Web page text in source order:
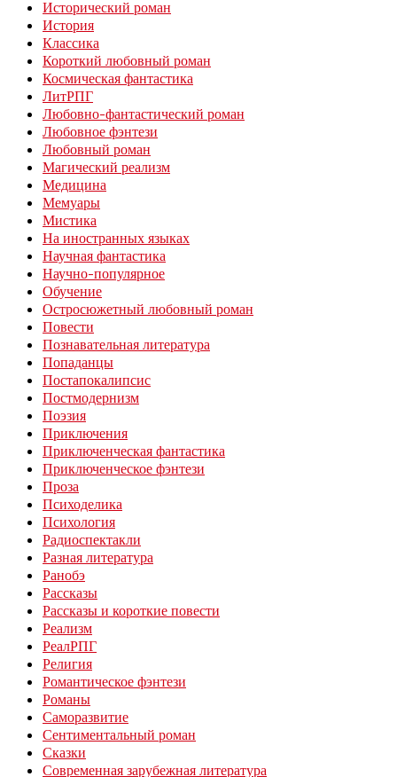
Исторический роман
История
Классика
Короткий любовный роман
Космическая фантастика
ЛитРПГ
Любовно-фантастический роман
Любовное фэнтези
Любовный роман
Магический реализм
Медицина
Мемуары
Мистика
На иностранных языках
Научная фантастика
Научно-популярное
Обучение
Остросюжетный любовный роман
Повести
Познавательная литература
Попаданцы
Постапокалипсис
Постмодернизм
Поэзия
Приключения
Приключенческая фантастика
Приключенческое фэнтези
Проза
Психоделика
Психология
Радиоспектакли
Разная литература
Ранобэ
Рассказы
Рассказы и короткие повести
Реализм
РеалРПГ
Религия
Романтическое фэнтези
Романы
Саморазвитие
Сентиментальный роман
Сказки
Современная зарубежная литература